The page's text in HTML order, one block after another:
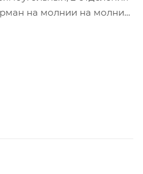
на молнии на молнии,